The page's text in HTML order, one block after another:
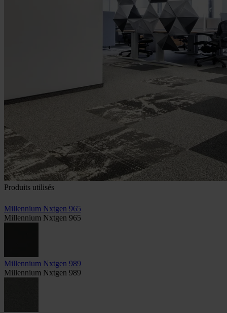
Produits utilisés
Millennium Nxtgen 965
Millennium Nxtgen 965
Millennium Nxtgen 989
Millennium Nxtgen 989